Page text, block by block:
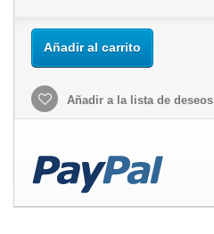
Añadir al carrito
Añadir a la lista de deseos